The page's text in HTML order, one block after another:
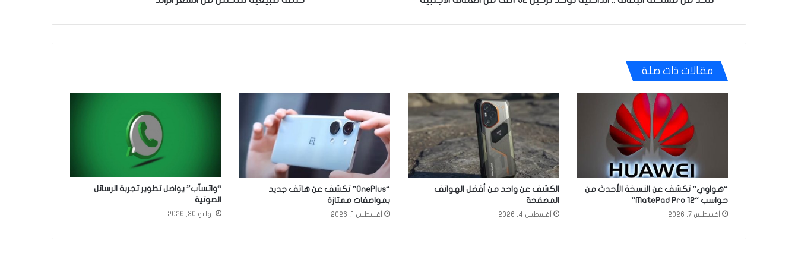
مقالات ذات صلة
“هواوي” تكشف عن النسخة الأحدث من
حواسب “MatePad Pro 12”
أغسطس 7, 2026
الكشف عن واحد من أفضل الهواتف
المصفحة
أغسطس 4, 2026
“OnePlus” تكشف عن هاتف جديد
بمواصفات ممتازة
أغسطس 1, 2026
“واتسآب” يواصل تطوير تجربة الرسائل
الصوتية
يوليو 30, 2026